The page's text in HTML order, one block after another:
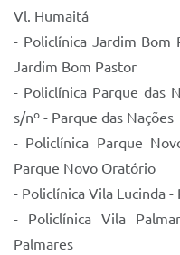
Vl. Humaitá
- Policlínica Jardim Bom
Jardim Bom Pastor
- Policlínica Parque das
s/nº - Parque das Nações
- Policlínica Parque
Parque Novo Oratório
- Policlínica Vila Lucinda -
- Policlínica Vila
Palmares